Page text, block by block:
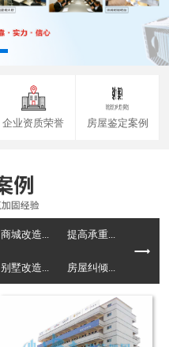
企业资质荣誉 房屋鉴定案例
商城改造... 提高承重...
别墅改造... 房屋纠倾...